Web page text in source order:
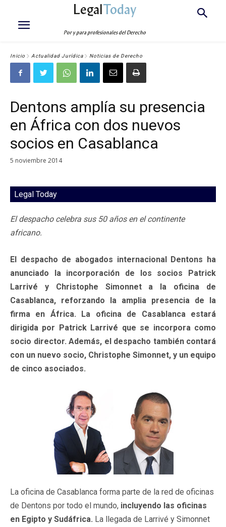
LegalToday
Por y para profesionales del Derecho
Inicio Actualidad Jurídica Noticias de Derecho
Dentons amplía su presencia
en África con dos nuevos
socios en Casablanca
5 noviembre 2014
Legal Today
El despacho celebra sus 50 años en el continente
africano.
El despacho de abogados internacional Dentons ha
anunciado la incorporación de los socios Patrick
Larrivé y Christophe Simonnet a la oficina de
Casablanca, reforzando la amplia presencia de la
firma en África. La oficina de Casablanca estará
dirigida por Patrick Larrivé que se incorpora como
socio director. Además, el despacho también contará
con un nuevo socio, Christophe Simonnet, y un equipo
de cinco asociados.
La oficina de Casablanca forma parte de la red de oficinas
de Dentons por todo el mundo, incluyendo las oficinas
en Egipto y Sudáfrica. La llegada de Larrivé y Simonnet